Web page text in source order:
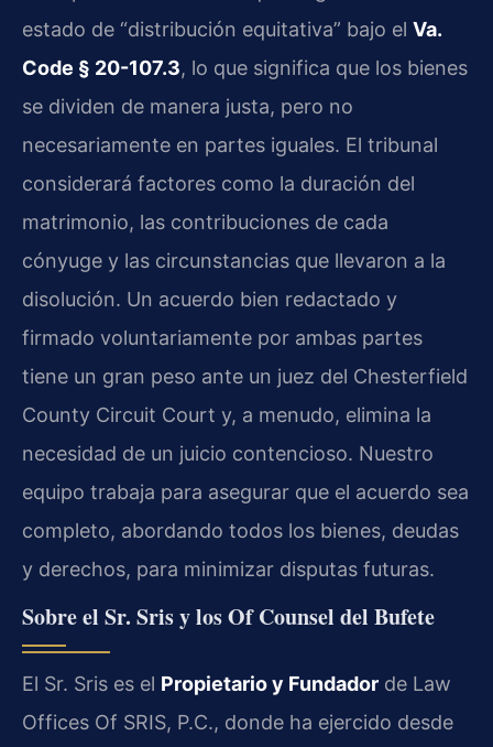
estado de “distribución equitativa” bajo el Va.
Code § 20-107.3, lo que significa que los bienes
se dividen de manera justa, pero no
necesariamente en partes iguales. El tribunal
considerará factores como la duración del
matrimonio, las contribuciones de cada
cónyuge y las circunstancias que llevaron a la
disolución. Un acuerdo bien redactado y
firmado voluntariamente por ambas partes
tiene un gran peso ante un juez del Chesterfield
County Circuit Court y, a menudo, elimina la
necesidad de un juicio contencioso. Nuestro
equipo trabaja para asegurar que el acuerdo sea
completo, abordando todos los bienes, deudas
y derechos, para minimizar disputas futuras.
Sobre el Sr. Sris y los Of Counsel del Bufete
El Sr. Sris es el Propietario y Fundador de Law
Offices Of SRIS, P.C., donde ha ejercido desde